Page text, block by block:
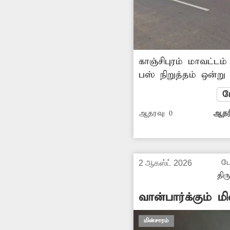
காஞ்சிபுரம்
பஸ் நிறுத்தம்
அந்த பஸ்
நிறுத்துவதில்லை.
வரும் பயணிகள் நீண்ட
அவல நிலை
சம்பந்தப்பட்ட துறை
நடவடிக்கை
மக்கள்
ஆதரவு:0
2 ஆகஸ்ட் 2026
வான்பார்க்கும்
மின்சாரம்